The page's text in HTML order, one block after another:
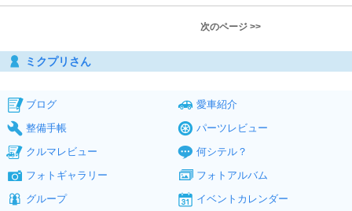
次のページ >>
ミクプリさん
ブログ
愛車紹介
整備手帳
パーツレビュー
クルマレビュー
何シテル？
フォトギャラリー
フォトアルバム
グループ
イベントカレンダー